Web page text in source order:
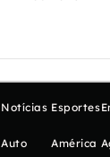
Notícias
Auto
Esportes
América